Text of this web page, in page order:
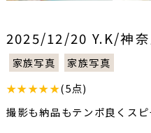
2025/12/20 Y.K/神
家族写真
家族写真
★★★★★(5点)
撮影も納品もテンポ良くス